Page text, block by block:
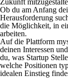
Zukunft
Ob du am Anfang
Herausforderung
die Möglichkeit, in
arbeiten.
Auf die Plattform
deinen Interessen
du, was Startup
welche Positionen
idealen Einstieg